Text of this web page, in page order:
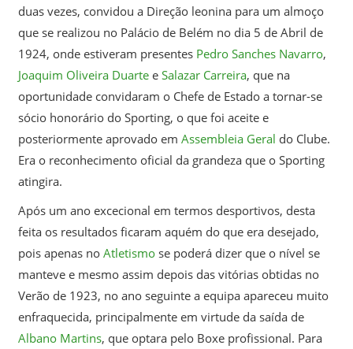
duas vezes, convidou a Direção leonina para um almoço
que se realizou no Palácio de Belém no dia 5 de Abril de
1924, onde estiveram presentes Pedro Sanches Navarro,
Joaquim Oliveira Duartee Salazar Carreira, que na
oportunidade convidaram o Chefe de Estado a tornar-se
sócio honorário do Sporting, o que foi aceite e
posteriormente aprovado em Assembleia Geral do Clube.
Era o reconhecimento oficial da grandeza que o Sporting
atingira.
Após um ano excecional em termos desportivos, desta
feita os resultados ficaram aquém do que era desejado,
pois apenas no Atletismose poderá dizer que o nível se
manteve e mesmo assim depois das vitórias obtidas no
Verão de 1923, no ano seguinte a equipa apareceu muito
enfraquecida, principalmente em virtude da saída de
Albano Martins, que optara pelo Boxe profissional. Para